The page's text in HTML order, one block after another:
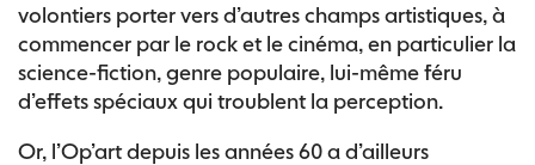
volontiers porter vers d’autres champs artistiques, à
commencer par le rock et le cinéma, en particulier la
science-fiction, genre populaire, lui-même féru
d’effets spéciaux qui troublent la perception.
Or, l’Op’art depuis les années 60 a d’ailleurs